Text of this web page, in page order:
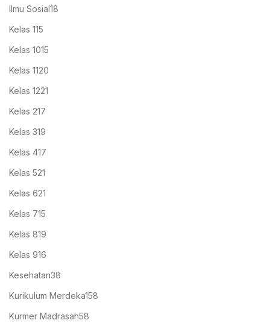
Ilmu Sosial18
Kelas 115
Kelas 1015
Kelas 1120
Kelas 1221
Kelas 217
Kelas 319
Kelas 417
Kelas 521
Kelas 621
Kelas 715
Kelas 819
Kelas 916
Kesehatan38
Kurikulum Merdeka158
Kurmer Madrasah58